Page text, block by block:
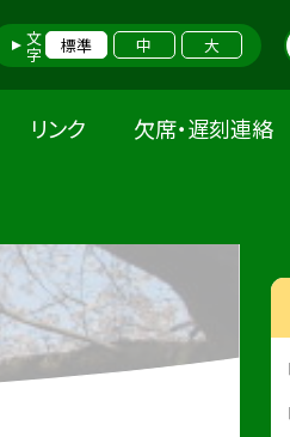
文字 標準 中 大
リンク 欠席・遅刻連絡